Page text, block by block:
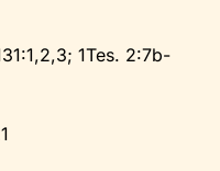
1Tes. 2:7b-